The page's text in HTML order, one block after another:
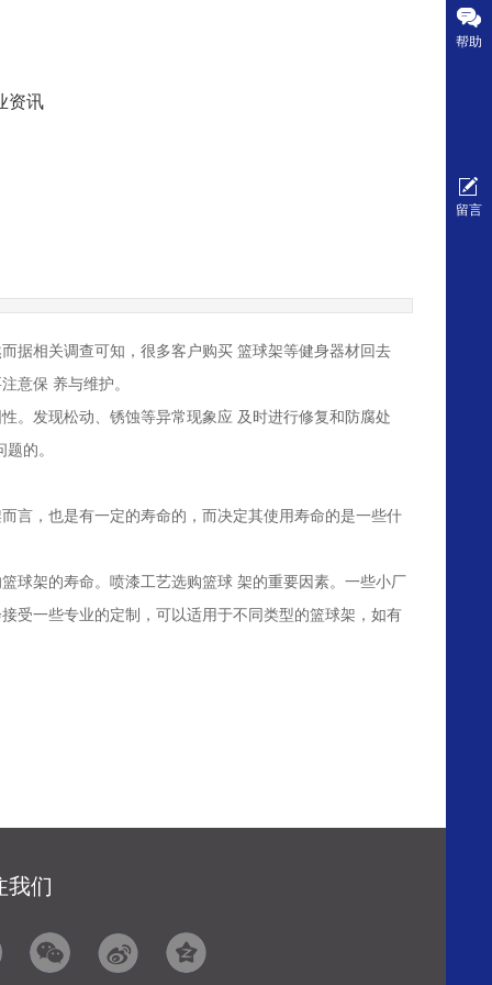
资讯
据相关调查可知，很多客户购买 篮球架等健身器材回去
意保 养与维护。
。发现松动、锈蚀等异常现象应 及时进行修复和防腐处
的。
言，也是有一定的寿命的，而决定其使用寿命的是一些什
球架的寿命。喷漆工艺选购篮球 架的重要因素。一些小厂
受一些专业的定制，可以适用于不同类型的篮球架，如有
留言
帮助
我们